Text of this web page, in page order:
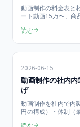
動画制作の料金表と
ート動画15万〜、商
ます。
読む
2026-06-15
動画制作の社内
げ
動画制作を社内で内
円の構成）・体制（
読む